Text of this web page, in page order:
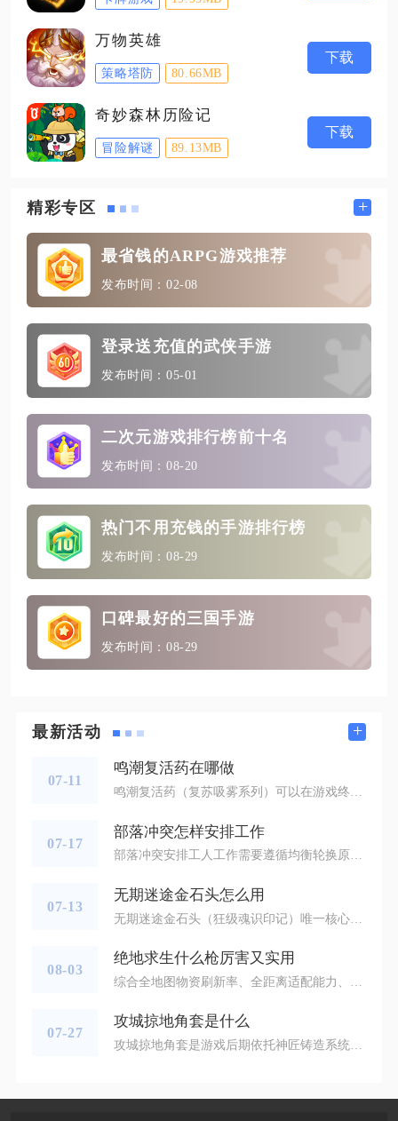
万物英雄
策略塔防 80.66MB
下载
奇妙森林历险记
冒险解谜 89.13MB
下载
精彩专区 +
最省钱的ARPG游戏推荐
发布时间：02-08
登录送充值的武侠手游
发布时间：05-01
二次元游戏排行榜前十名
发布时间：08-20
热门不用充钱的手游排行榜
发布时间：08-29
口碑最好的三国手游
发布时间：08-29
最新活动 +
07-11
鸣潮复活药在哪做
鸣潮复活药（复苏吸雾系列）可以在游戏终端内置合成界面的药剂制作分类中制作，也能前往今州城、归墟港市地图上标记药剂图标的实体合成台操作。打开终端面板找到合成功能入口，切换至药剂制作分页是最便捷的制作路径，实体合成台仅作为线下交互补充，两者解锁配方、消耗材料产出道具的规则完全一致。制作复活药必须先解锁对应复苏吸雾配方，初级复苏吸雾配方会随合成一星熟练度自动解锁，中级复苏吸雾需要合成二星熟练度，效果更强的特级复苏吸雾配方则需要将药剂合成熟练度提升至四星药理专家等级。熟练度依靠持续制
07-17
部落冲突怎样安排工作
部落冲突安排工人工作需要遵循均衡轮换原则，保持所有工人持续工作，错开升级完成时间，按照进攻建筑、核心防御、资源设施灵活分配，预留空间处理城墙升级，同时结合部落战周期调整英雄升级计划。稳定的工人调度可以避免长时间闲置，缩小战力断层，让村庄发育速度持续提升，也是零氪玩家缩小与氪金玩家进度差距的关键手段。工人分配首先要区分村庄所处阶段，低本阶段资源产出是发育基础，可以安排工人轮流升级金矿、圣水收集器与资源仓库，同步推进兵营、实验室等进攻建筑，保证外出掠夺的能力。进入中高本之后，英雄
07-13
无期迷途金石头怎么用
08-03
绝地求生什么枪厉害又实用
07-27
攻城掠地角套是什么